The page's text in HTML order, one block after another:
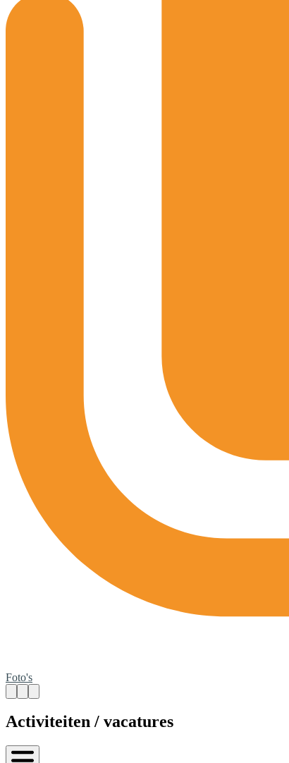
Foto's
Activiteiten / vacatures